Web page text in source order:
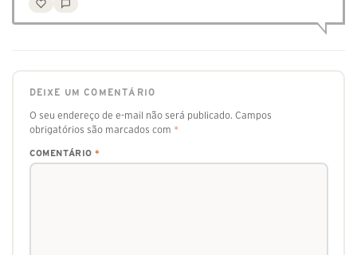
DEIXE UM COMENTÁRIO
O seu endereço de e-mail não será publicado. Campos
obrigatórios são marcados com *
COMENTÁRIO *